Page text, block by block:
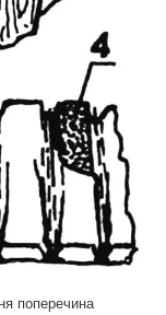
поперечина